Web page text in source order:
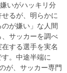
いがハッキリ分
るが、明らかに
が嫌い」な人間
サッカーを調べ
する選手を実名
。中途半端に
が、サッカー専門